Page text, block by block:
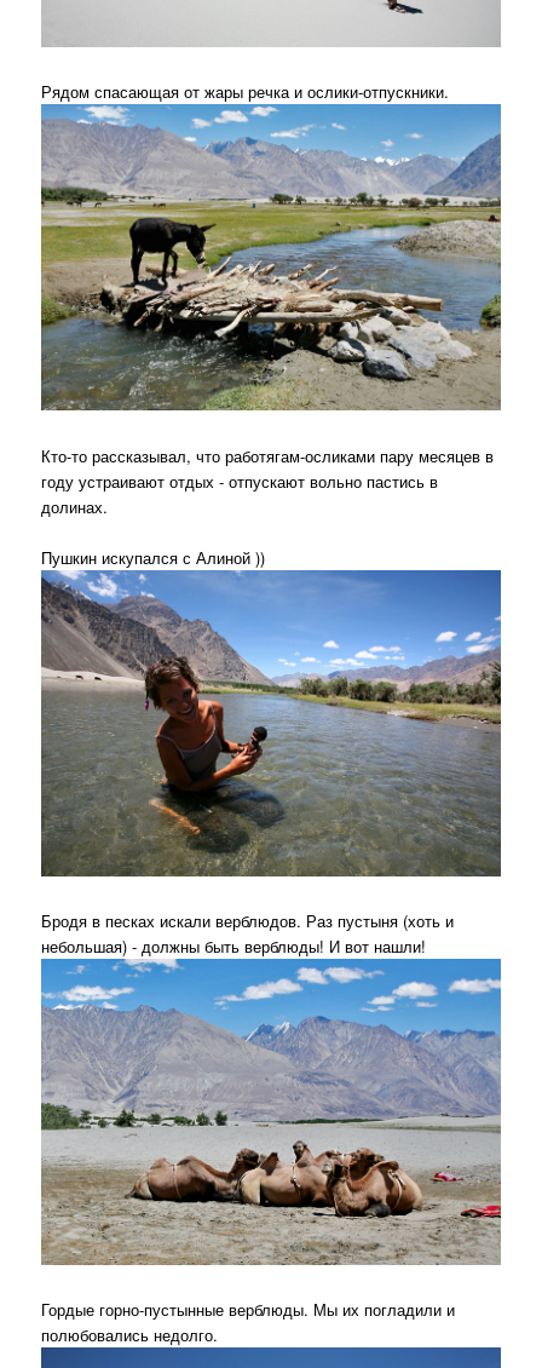
Рядом спасающая от жары речка и ослики-отпускники.
Кто-то рассказывал, что работягам-осликами пару месяцев в
году устраивают отдых - отпускают вольно пастись в
долинах.
Пушкин искупался с Алиной ))
Бродя в песках искали верблюдов. Раз пустыня (хоть и
небольшая) - должны быть верблюды! И вот нашли!
Гордые горно-пустынные верблюды. Мы их погладили и
полюбовались недолго.